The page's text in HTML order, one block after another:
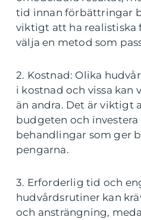
tid innan förbättringar
viktigt att ha realistiska
välja en metod som
2. Kostnad: Olika
i kostnad och vissa kan
än andra. Det är viktigt
budgeten och
behandlingar som ger
pengarna.
3. Erforderlig tid och
hudvårdsrutiner kan
och ansträngning,